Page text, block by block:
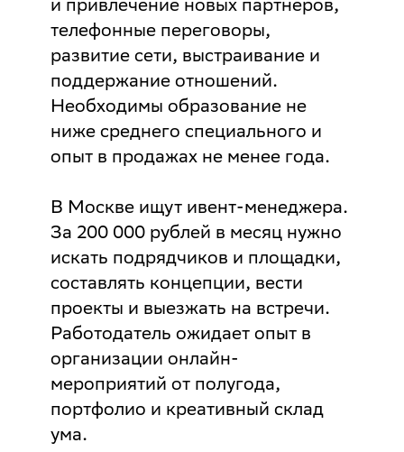
телефонные переговоры,
развитие сети, выстраивание и
поддержание отношений.
Необходимы образование не
ниже среднего специального и
опыт в продажах не менее года.
В Москве ищут ивент-менеджера.
За 200 000 рублей в месяц нужно
искать подрядчиков и площадки,
составлять концепции, вести
проекты и выезжать на встречи.
Работодатель ожидает опыт в
организации онлайн-
мероприятий от полугода,
портфолио и креативный склад
ума.